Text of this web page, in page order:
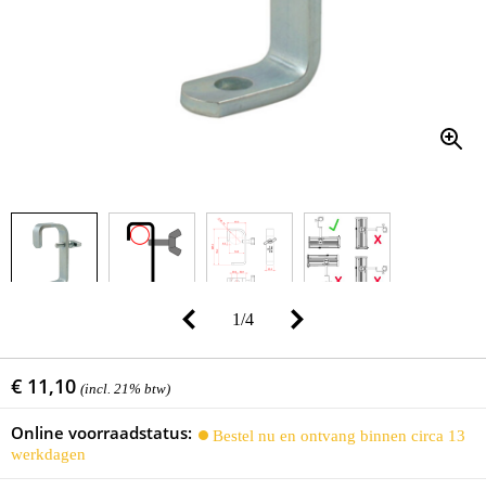
1/4
€ 11,10 (incl. 21% btw)
Online voorraadstatus:
Bestel nu en ontvang binnen circa 13
werkdagen